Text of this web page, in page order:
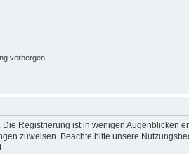
verbergen
Registrierung ist in wenigen Augenblicken
zuweisen. Beachte bitte unsere